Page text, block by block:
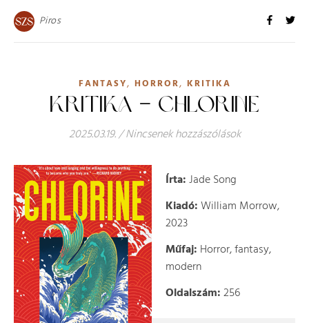
Piros
FANTASY, HORROR, KRITIKA
KRITIKA – CHLORINE
2025.03.19./ Nincsenek hozzászólások
Írta:Jade Song
Kiadó:William Morrow,
2023
Műfaj: Horror, fantasy,
modern
Oldalszám:256